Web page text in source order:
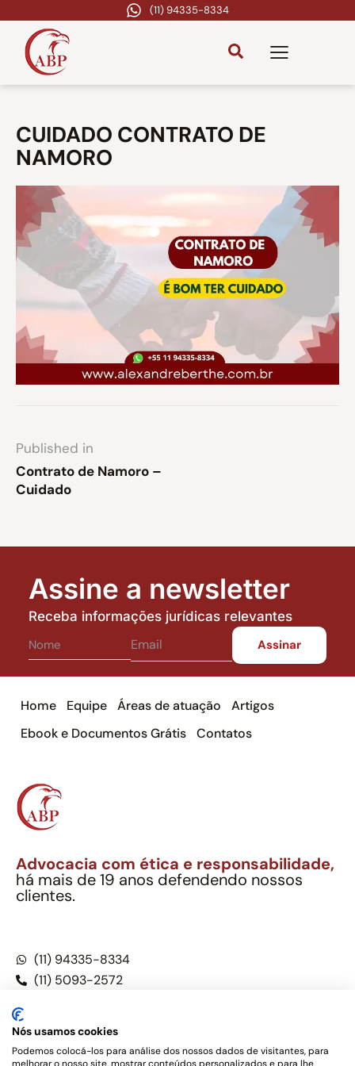
(11) 94335-8334
CUIDADO CONTRATO DE
NAMORO
Published in
Contrato de Namoro –
Cuidado
Assine a newsletter
Receba informações jurídicas relevantes
Home Equipe Áreas de atuação
Artigos
Ebook e Documentos Grátis
Contatos
Advocacia com ética e responsabilidade,
há mais de 19 anos defendendo nossos
clientes.
(11) 94335-8334
(11) 5093-2572
Nós usamos cookies
Podemos colocá-los para análise dos nossos dados de visitantes, para